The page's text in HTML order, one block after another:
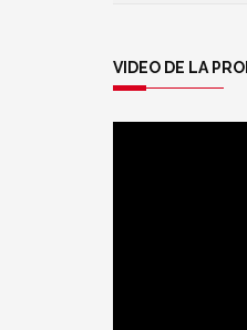
VIDEO DE LA